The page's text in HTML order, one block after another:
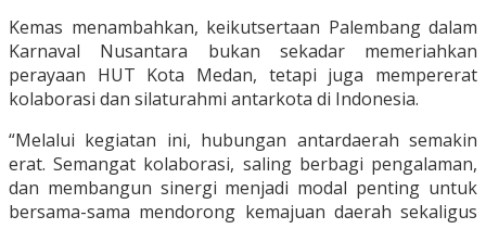
Kemas menambahkan, keikutsertaan Palembang dalam
Karnaval Nusantara bukan sekadar memeriahkan
perayaan HUT Kota Medan, tetapi juga mempererat
kolaborasi dan silaturahmi antarkota di Indonesia.
“Melalui kegiatan ini, hubungan antardaerah semakin
erat. Semangat kolaborasi, saling berbagi pengalaman,
dan membangun sinergi menjadi modal penting untuk
bersama-sama mendorong kemajuan daerah sekaligus